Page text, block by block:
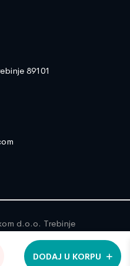
DODAJ U KORPU
89101
d.o.o. Trebinje